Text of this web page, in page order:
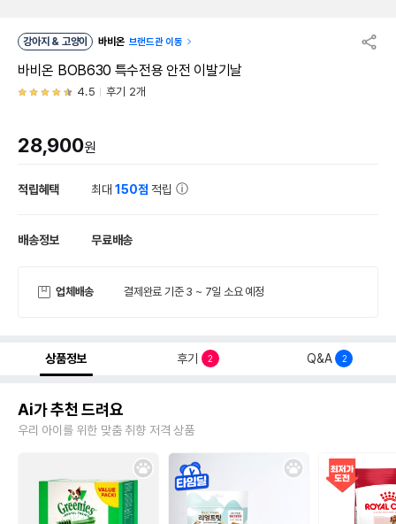
강아지 & 고양이 바비온 브랜드관 이동
바비온 BOB630 특수전용 안전 이발기날
4.5 후기 2개
28,900원
적립혜택 최대150점 적립
배송정보 무료배송
업체배송 결제완료 기준 3 ~ 7일 소요 예정
상품정보 후기 2 Q&A 2
Ai가 추천 드려요
우리 아이를 위한 맞춤 취향 저격 상품